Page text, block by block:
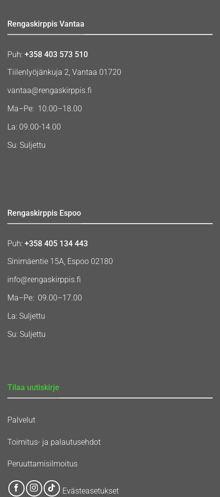
Rengaskirppis Vantaa
Puh: +358 403 573 510
Tiilenlyöjänkuja 2, Vantaa 01720
vantaa@rengaskirppis.fi
Ma–Pe: 10.00–18.00
La: 09.00-14.00
Su: Suljettu
Rengaskirppis Espoo
Puh: +358 405 134 443
Sinimäentie 15A, Espoo 02180
info@rengaskirppis.fi
Ma–Pe: 09.00–17.00
La: Suljettu
Su: Suljettu
Tilaa uutiskirje
Palvelut
Toimitus- ja palautusehdot
Peruuttamisilmoitus
Evästeasetukset